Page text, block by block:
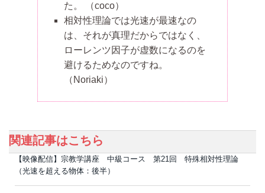
た。
（coco）
相対性理論では光速が最速なの
は、それが真理だからではなく、
ローレンツ因子が虚数になるのを
避けるためなのですね。
（Noriaki）
関連記事はこちら
【映像配信】宗教学講座 中級コース 第21回 特殊相対性理論
（光速を超える物体：後半）